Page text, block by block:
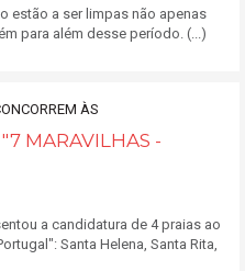
estão a ser limpas não apenas
para além desse período. (...)
MARAVILHAS -
a candidatura de 4 praias ao
Santa Helena, Santa Rita,